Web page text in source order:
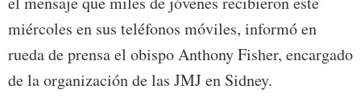
miércoles en sus teléfonos móviles, informó en
rueda de prensa el obispo Anthony Fisher, encargado
de la organización de las JMJ en Sidney.